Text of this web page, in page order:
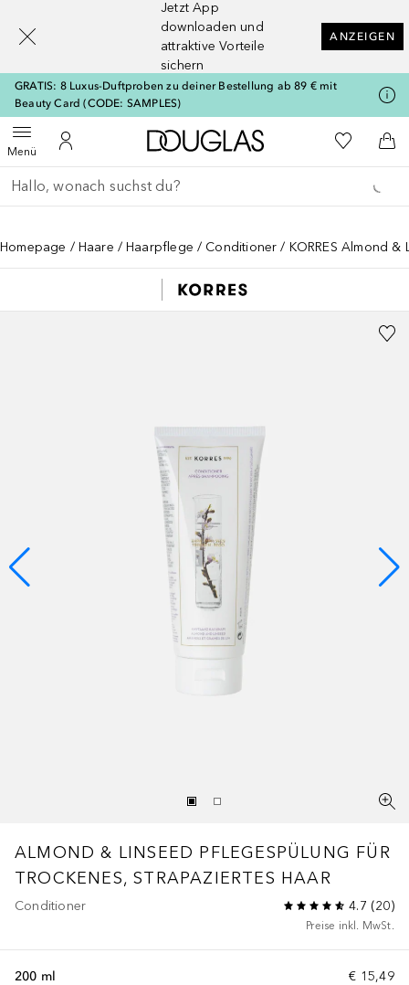
Jetzt App
downloaden und
attraktive Vorteile
sichern
ANZEIGEN
GRATIS: 8 Luxus-Duftproben zu deiner Bestellung ab 89 € mit
Beauty Card (CODE: SAMPLES)
MenüMenü öffnenZu Meinem Kundenkonto
Zur Douglas Startseite
Zu Meiner
Gehe zurück
Suche ausführen
Homepage Haare Haarpflege Conditioner KORRES Almond
ALMOND & LINSEED PFLEGESPÜLUNG FÜR
TROCKENES, STRAPAZIERTES HAAR
Conditioner 4.7 (20)
Preise inkl. MwSt.
€ 15,49
200 ml
[navigation.slideout.screenreader]